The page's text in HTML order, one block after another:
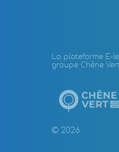
La plateforme E-
groupe Chêne
© 2026